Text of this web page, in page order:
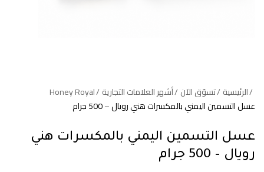
الرئيسية تسوّق الآن أشهر العلامات التجارية Honey Royal
عسل التسمين اليمني بالمكسرات هني رويال – 500 جرام
عسل التسمين اليمني بالمكسرات هني
رويال – 500 جرام